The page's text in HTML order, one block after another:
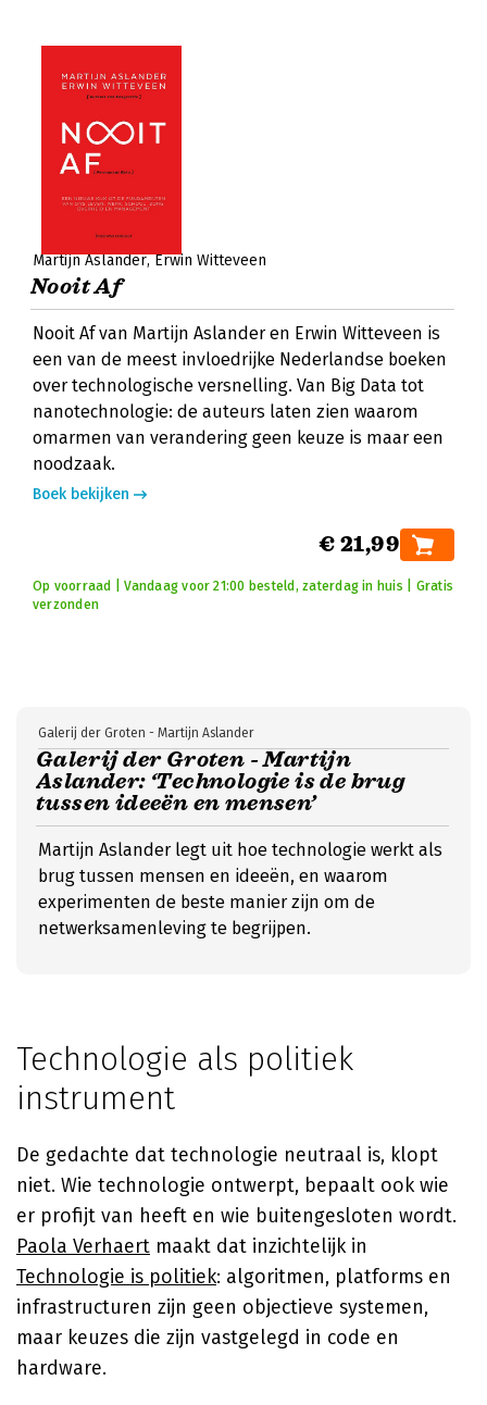
Martijn Aslander Erwin Witteveen
Nooit Af
Nooit Af van Martijn Aslander en Erwin Witteveen is
een van de meest invloedrijke Nederlandse boeken
over technologische versnelling. Van Big Data tot
nanotechnologie: de auteurs laten zien waarom
omarmen van verandering geen keuze is maar een
noodzaak.
Boek bekijken
€ 21,99
Op voorraad | Vandaag voor 21:00 besteld, zaterdag in huis | Gratis
verzonden
Galerij der Groten - Martijn
Aslander: ‘Technologie is de brug
tussen ideeën en mensen’
Galerij der Groten - Martijn Aslander
Martijn Aslander legt uit hoe technologie werkt als
brug tussen mensen en ideeën, en waarom
experimenten de beste manier zijn om de
netwerksamenleving te begrijpen.
Technologie als politiek
instrument
De gedachte dat technologie neutraal is, klopt
niet. Wie technologie ontwerpt, bepaalt ook wie
er profijt van heeft en wie buitengesloten wordt.
Paola Verhaert maakt dat inzichtelijk in
Technologie is politiek: algoritmen, platforms en
infrastructuren zijn geen objectieve systemen,
maar keuzes die zijn vastgelegd in code en
hardware.